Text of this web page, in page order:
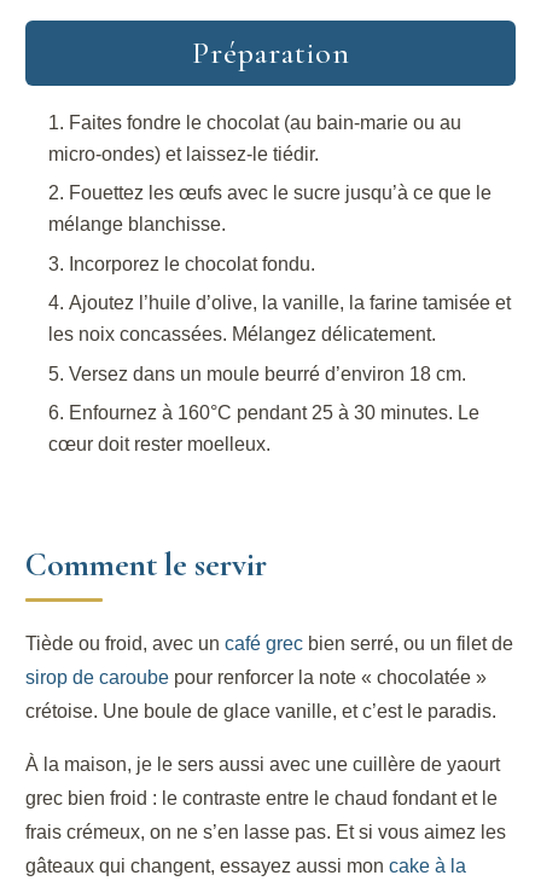
Préparation
Faites fondre le chocolat (au bain-marie ou au
micro-ondes) et laissez-le tiédir.
Fouettez les œufs avec le sucre jusqu’à ce que le
mélange blanchisse.
Incorporez le chocolat fondu.
Ajoutez l’huile d’olive, la vanille, la farine tamisée et
les noix concassées. Mélangez délicatement.
Versez dans un moule beurré d’environ 18 cm.
Enfournez à 160°C pendant 25 à 30 minutes. Le
cœur doit rester moelleux.
Comment le servir
Tiède ou froid, avec uncafé grec bien serré, ou un filet de
sirop de caroube pour renforcer la note « chocolatée »
crétoise. Une boule de glace vanille, et c’est le paradis.
À la maison, je le sers aussi avec une cuillère de yaourt
grec bien froid : le contraste entre le chaud fondant et le
frais crémeux, on ne s’en lasse pas. Et si vous aimez les
gâteaux qui changent, essayez aussi moncake à la